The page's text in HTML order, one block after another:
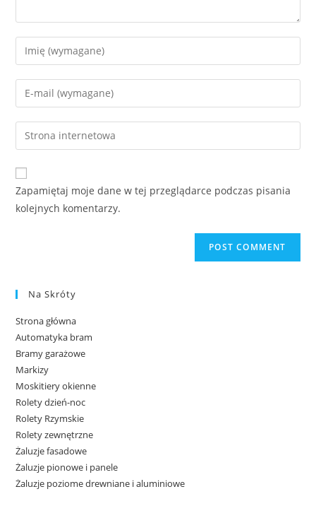
Zapamiętaj moje dane w tej przeglądarce podczas pisania
kolejnych komentarzy.
Na Skróty
Strona główna
Automatyka bram
Bramy garażowe
Markizy
Moskitiery okienne
Rolety dzień-noc
Rolety Rzymskie
Rolety zewnętrzne
Żaluzje fasadowe
Żaluzje pionowe i panele
Żaluzje poziome drewniane i aluminiowe